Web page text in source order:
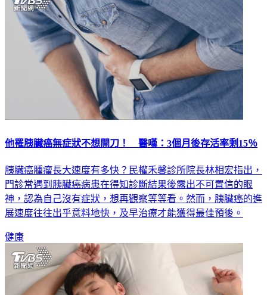
他罹胰臟癌無症狀不想開刀！ 醫嘆：3個月後存活率剩15％
胰臟癌腫瘤長大速度有多快？民權禾馨診所院長林相宏指出，
門診常遇到胰臟癌病患在得知診斷結果後露出不可置信的眼
神，認為自己沒有症狀，想再觀察等等看。然而，胰臟癌的進
展速度往往出乎意料地快，及早治療才能獲得最佳預後。
健康